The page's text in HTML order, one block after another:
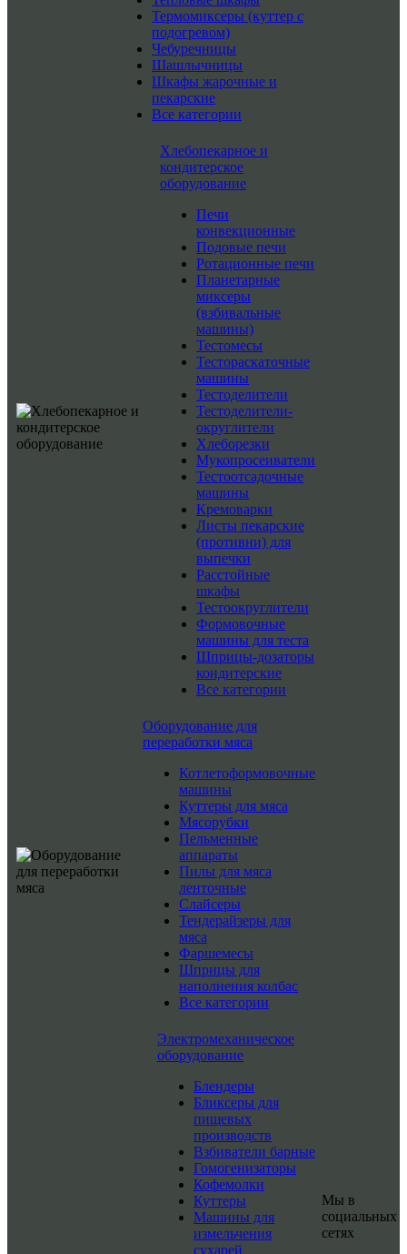
Термомиксеры (куттер с
подогревом)
Чебуречницы
Шашлычницы
Шкафы жарочные и
пекарские
Все категории
Хлебопекарное и
кондитерское
оборудование
Печи
конвекционные
Подовые печи
Ротационные печи
Планетарные
миксеры
(взбивальные
машины)
Тестомесы
Тестораскаточные
машины
Тестоделители
Тестоделители-
округлители
Хлеборезки
Мукопросеиватели
Тестоотсадочные
машины
Кремоварки
Листы пекарские
(противни) для
выпечки
Расстойные
шкафы
Тестоокруглители
Формовочные
машины для теста
Шприцы-дозаторы
кондитерские
Все категории
Оборудование для
переработки мяса
Котлетоформовочные
машины
Куттеры для мяса
Мясорубки
Пельменные
аппараты
Пилы для мяса
ленточные
Слайсеры
Тендерайзеры для
мяса
Фаршемесы
Шприцы для
наполнения колбас
Все категории
Электромеханическое
оборудование
Блендеры
Бликсеры для
пищевых
производств
Взбиватели барные
Гомогенизаторы
Кофемолки
Куттеры
Машины для
измельчения
сухарей
Мы в
социальных
сетях